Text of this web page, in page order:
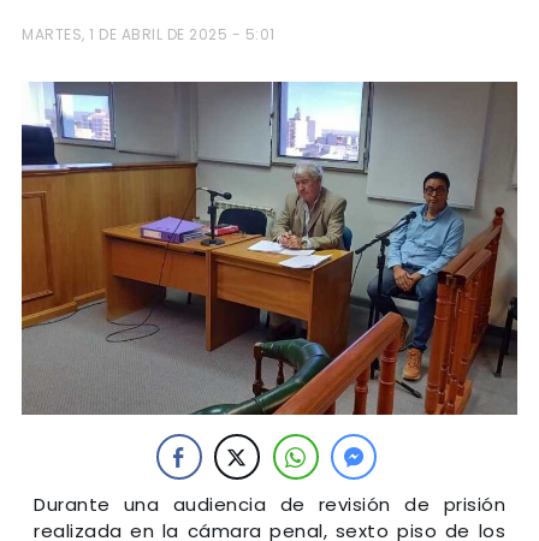
MARTES, 1 DE ABRIL DE 2025 - 5:01
Durante una audiencia de revisión de prisión
realizada en la cámara penal, sexto piso de los